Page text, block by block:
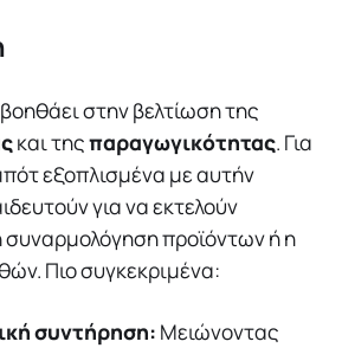
στην βελτίωση της
και τηςπαραγωγικότητας. Για
εξοπλισμένα με αυτήν
για να εκτελούν
προϊόντων ή η
Πιο συγκεκριμένα:
συντήρηση: Μειώνοντας